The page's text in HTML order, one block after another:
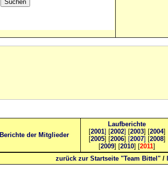
Berichte der Mitglieder
Laufberichte
[2001] [2002] [2003] [2004]
[2005] [2006] [2007] [2008]
[2009] [2010] [2011]
zurück zur Startseite "Team Bittel"/